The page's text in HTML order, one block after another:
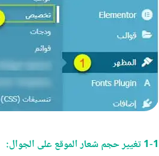
1-1 تغيير حجم شعار الموقع على الجوال: